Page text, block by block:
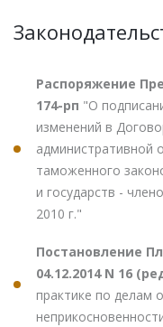
Распоряжение
174-рп "О
изменений в
административной
таможенного
и государств -
2010 г."
Постановление
04.12.2014 N 16
практике по делам